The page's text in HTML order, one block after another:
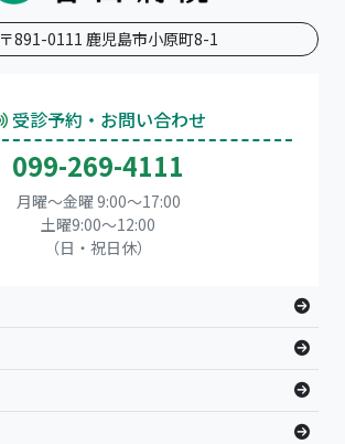
〒891-0111 鹿児島市小原町8-1
受診予約・お問い合わせ
099-269-4111
月曜～金曜 9:00～17:00
土曜9:00〜12:00
（日・祝日休）